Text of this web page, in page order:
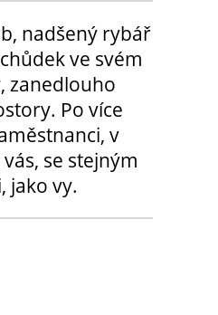
nadšený rybář
ve svém
zanedlouho
Po více
v
se stejným
jako vy.